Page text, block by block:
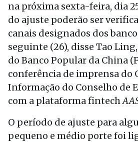
na próxima sexta-feira, dia
do ajuste poderão ser
canais designados dos
seguinte (26), disse Tao
do Banco Popular da China
conferência de imprensa do
Informação do Conselho de
com a plataforma fintech
O período de ajuste para
pequeno e médio porte foi